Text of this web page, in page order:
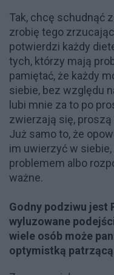
Tak, chcę schudnąć
zrobię tego
potwierdzi każdy
tych, którzy mają
pamiętać, że każdy
siebie, bez względu
lubi mnie za to po
zwierzają się, proszą
Już samo to, że
im uwierzyć w
problemem albo
ważne.
Godny podziwu jest
wyluzowane
wiele osób może
optymistką